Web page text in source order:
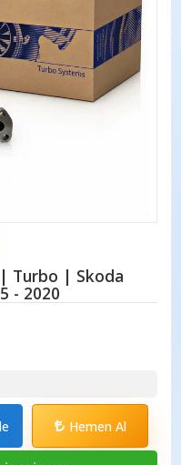
Turbo | Skoda
- 2020
Hemen Al